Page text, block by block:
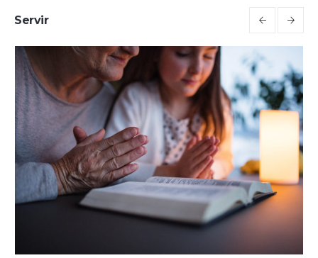
Servir